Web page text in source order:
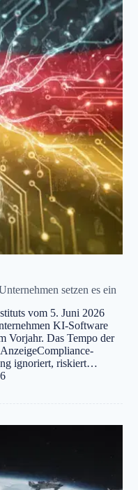
setzen es ein
vom 5. Juni 2026
KI-Software
Vorjahr. Das Tempo der
ignoriert, riskiert…